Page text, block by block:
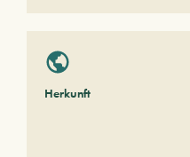
Herkunft